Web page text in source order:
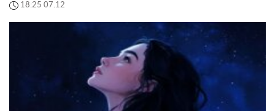
18:25 07.12